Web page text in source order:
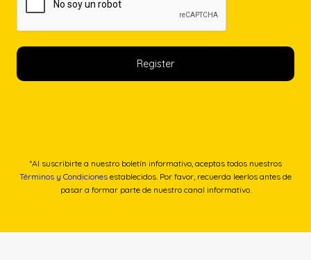
*Al suscribirte a nuestro boletín informativo, aceptas todos nuestros
Términos y Condiciones establecidos. Por favor, recuerda leerlos antes de
pasar a formar parte de nuestro canal informativo.